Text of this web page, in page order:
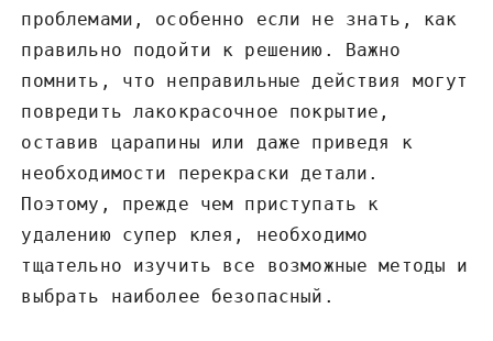
проблемами, особенно если не знать, как
правильно подойти к решению. Важно
помнить, что неправильные действия могут
повредить лакокрасочное покрытие,
оставив царапины или даже приведя к
необходимости перекраски детали.
Поэтому, прежде чем приступать к
удалению супер клея, необходимо
тщательно изучить все возможные методы и
выбрать наиболее безопасный.